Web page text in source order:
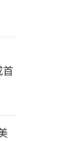
首